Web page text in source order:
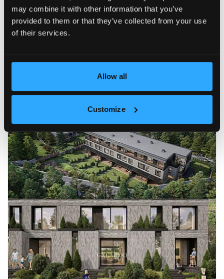
may combine it with other information that you’ve
provided to them or that they’ve collected from your use
of their services.
Allow all
Customize